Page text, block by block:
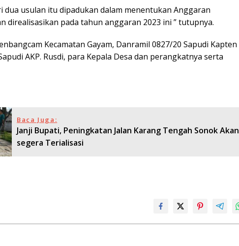
dua usulan itu dipadukan dalam menentukan Anggaran
direalisasikan pada tahun anggaran 2023 ini ” tutupnya.
Kecamatan Gayam, Danramil 0827/20 Sapudi Kapten
AKP. Rusdi, para Kepala Desa dan perangkatnya serta
Baca Juga:
Janji Bupati, Peningkatan Jalan Karang Tengah Sonok Akan
segera Terialisasi